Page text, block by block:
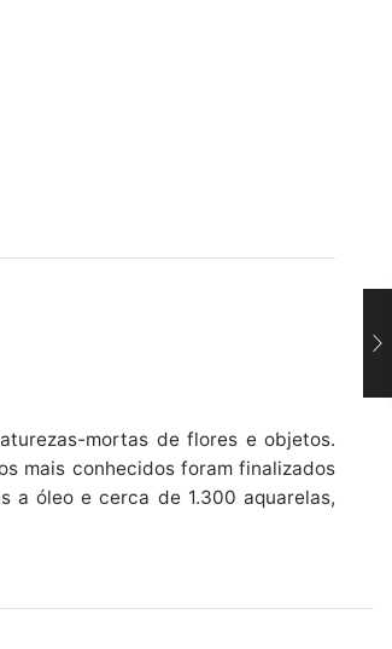
mortas de flores e objetos.
mais conhecidos foram finalizados
a óleo e cerca de 1.300 aquarelas,